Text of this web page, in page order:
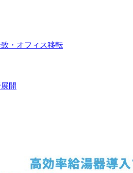
・オフィス移転
開